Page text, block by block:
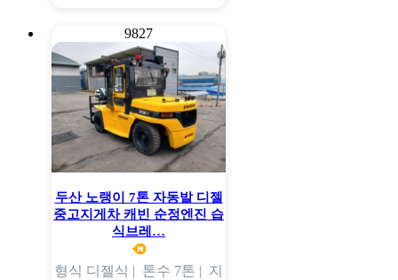
9827
두산 노랭이 7톤 자동발 디젤
중고지게차 캐빈 순정엔진 습
식브레…
형식 디젤식 | 톤수 7톤 | 지